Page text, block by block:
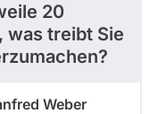
20
was treibt Sie
Weber